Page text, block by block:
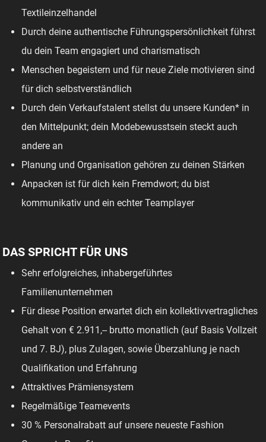
Textileinzelhandel
Durch deine authentische Führungspersönlichkeit führst
du dein Team engagiert und charismatisch
Menschen begeistern und für neue Ziele motivieren sind
für dich selbstverständlich
Durch dein Verkaufstalent stellst du unsere Kunden* in
den Mittelpunkt; dein Modebewusstsein steckt auch
andere an
Planung und Organisation gehören zu deinen Stärken
Anpacken ist für dich kein Fremdwort; du bist
kommunikativ und ein echter Teamplayer
DAS SPRICHT FÜR UNS
Sehr erfolgreiches, inhabergeführtes
Familienunternehmen
Für diese Position erwartet dich ein kollektivvertragliches
Gehalt von € 2.911,-- brutto monatlich (auf Basis Vollzeit
und 7. BJ), plus Zulagen, sowie Überzahlung je nach
Qualifikation und Erfahrung
Attraktives Prämiensystem
Regelmäßige Teamevents
30 % Personalrabatt auf unsere neueste Fashion